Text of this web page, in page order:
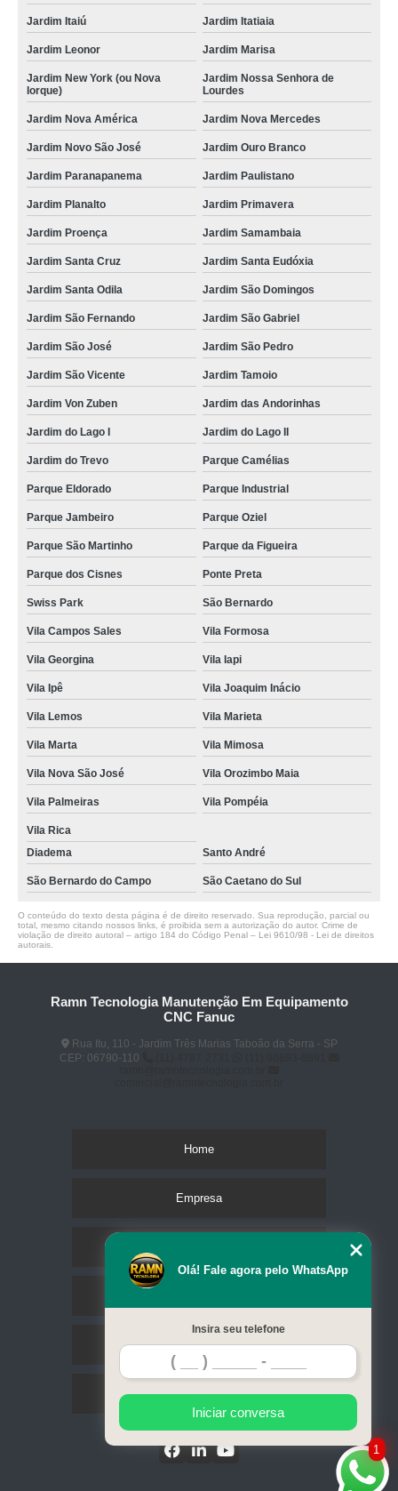
Jardim Itaiú Jardim Itatiaia
Jardim Leonor Jardim Marisa
Jardim New York (ou Nova
Iorque)
Jardim Nossa Senhora de
Lourdes
Jardim Nova América Jardim Nova Mercedes
Jardim Novo São José Jardim Ouro Branco
Jardim Paranapanema Jardim Paulistano
Jardim Planalto Jardim Primavera
Jardim Proença Jardim Samambaia
Jardim Santa Cruz Jardim Santa Eudóxia
Jardim Santa Odila Jardim São Domingos
Jardim São Fernando Jardim São Gabriel
Jardim São José Jardim São Pedro
Jardim São Vicente Jardim Tamoio
Jardim Von Zuben Jardim das Andorinhas
Jardim do Lago I Jardim do Lago II
Jardim do Trevo Parque Camélias
Parque Eldorado Parque Industrial
Parque Jambeiro Parque Oziel
Parque São Martinho Parque da Figueira
Parque dos Cisnes Ponte Preta
Swiss Park São Bernardo
Vila Campos Sales Vila Formosa
Vila Georgina Vila Iapi
Vila Ipê Vila Joaquim Inácio
Vila Lemos Vila Marieta
Vila Marta Vila Mimosa
Vila Nova São José Vila Orozimbo Maia
Vila Palmeiras Vila Pompéia
Vila Rica
Diadema
Santo André
São Bernardo do Campo São Caetano do Sul
O conteúdo do texto desta página é de direito reservado. Sua reprodução, parcial ou
total, mesmo citando nossos links, é proibida sem a autorização do autor. Crime de
violação de direito autoral – artigo 184 do Código Penal – Lei 9610/98 - Lei de direitos
autorais
Ramn Tecnologia Manutenção Em Equipamento
CNC Fanuc
Rua Itu, 110 - Jardim Três Marias Taboão da Serra - SP
CEP: 06790-110
Home
Empresa
Contato
Mapa do site
1
Olá! Fale agora pelo WhatsApp
Insira seu telefone
Iniciar conversa